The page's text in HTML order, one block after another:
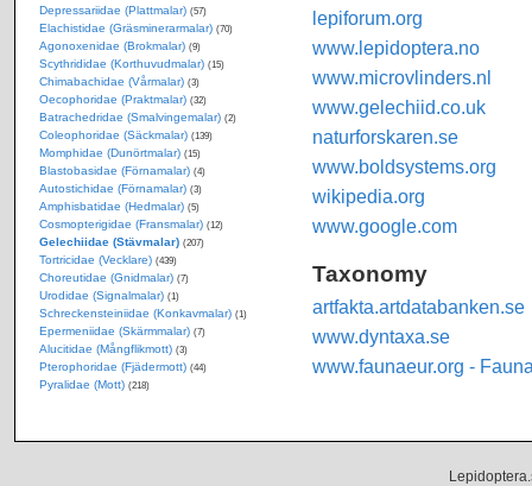
lepiforum.org
www.lepidoptera.no
www.microvlinders.nl
www.gelechiid.co.uk
naturforskaren.se
www.boldsystems.org
wikipedia.org
www.google.com
Taxonomy
artfakta.artdatabanken.se
www.dyntaxa.se
www.faunaeur.org -
Depressariidae (Plattmalar) (57)
Elachistidae (Gräsminerarmalar) (70)
Agonoxenidae (Brokmalar) (9)
Scythrididae (Korthuvudmalar) (15)
Chimabachidae (Vårmalar) (3)
Oecophoridae (Praktmalar) (32)
Batrachedridae (Smalvingemalar) (2)
Coleophoridae (Säckmalar) (139)
Momphidae (Dunörtmalar) (15)
Blastobasidae (Förnamalar) (4)
Autostichidae (Förnamalar) (3)
Amphisbatidae (Hedmalar) (5)
Cosmopterigidae (Fransmalar) (12)
Gelechiidae (Stävmalar) (207)
Tortricidae (Vecklare) (439)
Choreutidae (Gnidmalar) (7)
Urodidae (Signalmalar) (1)
Schreckensteiniidae (Konkavmalar) (1)
Epermeniidae (Skärmmalar) (7)
Alucitidae (Mångflikmott) (3)
Pterophoridae (Fjädermott) (44)
Pyralidae (Mott) (218)